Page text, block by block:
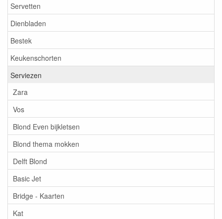
Servetten
Dienbladen
Bestek
Keukenschorten
Serviezen
Zara
Vos
Blond Even bijkletsen
Blond thema mokken
Delft Blond
Basic Jet
Bridge - Kaarten
Kat